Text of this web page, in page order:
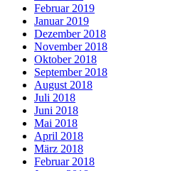
Februar 2019
Januar 2019
Dezember 2018
November 2018
Oktober 2018
September 2018
August 2018
Juli 2018
Juni 2018
Mai 2018
April 2018
März 2018
Februar 2018